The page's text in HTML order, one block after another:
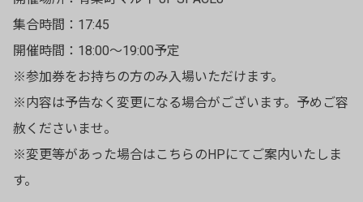
集合時間：17:45
開催時間：18:00～19:00予定
※参加券をお持ちの方のみ入場いただけます。
※内容は予告なく変更になる場合がございます。予めご容
赦くださいませ。
※変更等があった場合はこちらのHPにてご案内いたしま
す。